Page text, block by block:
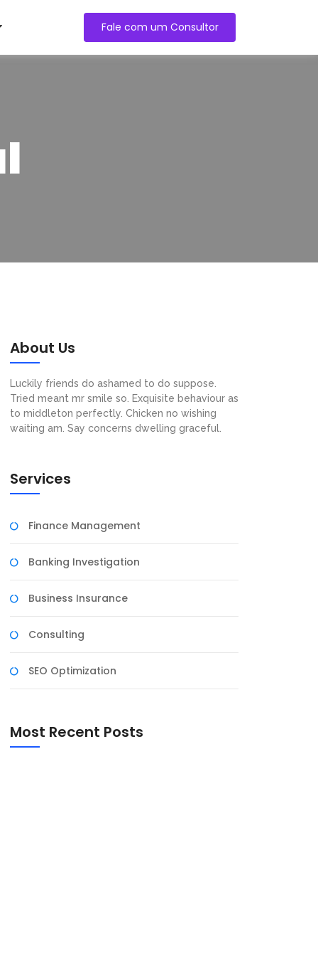
Fale com um Consultor
About Us
Luckily friends do ashamed to do suppose.
Tried meant mr smile so. Exquisite behaviour as
to middleton perfectly. Chicken no wishing
waiting am. Say concerns dwelling graceful.
Services
Finance Management
Banking Investigation
Business Insurance
Consulting
SEO Optimization
Most Recent Posts